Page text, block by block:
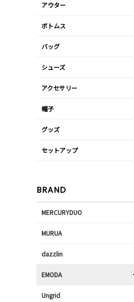
アウター
ボトムス
バッグ
シューズ
アクセサリー
帽子
グッズ
セットアップ
BRAND
MERCURYDUO
MURUA
dazzlin
EMODA
Ungrid